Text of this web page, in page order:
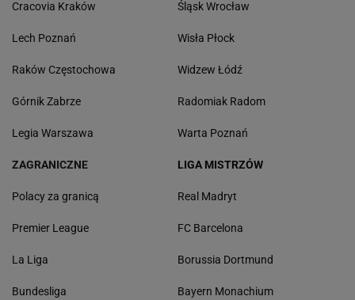
Cracovia Kraków
Lech Poznań
Raków Częstochowa
Górnik Zabrze
Legia Warszawa
Śląsk Wrocław
Wisła Płock
Widzew Łódź
Radomiak Radom
Warta Poznań
ZAGRANICZNE
Polacy za granicą
Premier League
La Liga
Bundesliga
LIGA MISTRZÓW
Real Madryt
FC Barcelona
Borussia Dortmund
Bayern Monachium